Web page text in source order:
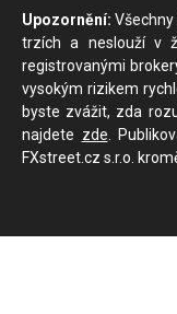
Upozornění:
trzích a neslouží v
registrovanými
vysokým rizikem
byste zvážit, zda
najdete zde .
FXstreet.cz s.r.o.